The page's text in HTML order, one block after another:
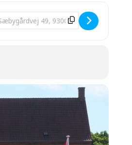
Address - Guidet omvisning